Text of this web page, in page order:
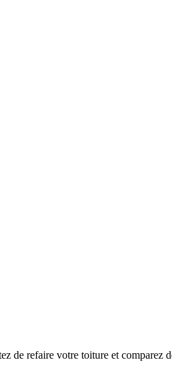
de refaire votre toiture et